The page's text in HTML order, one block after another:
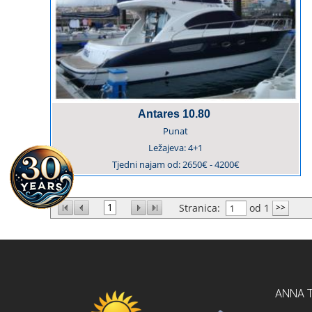
Antares 10.80
Punat
Ležajeva:4+1
Tjedni najam od:2650€ - 4200€
1 Stranica: od 1
ANNA